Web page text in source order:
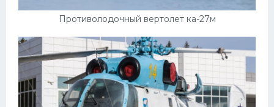
Противолодочный вертолет ка-27м